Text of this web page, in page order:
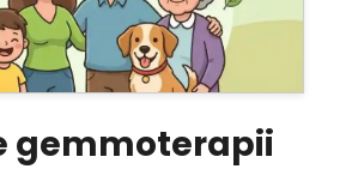
gemmoterapii